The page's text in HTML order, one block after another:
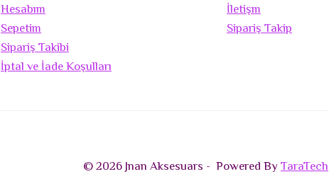
Hesabım
Sepetim
Sipariş Takibi
İptal ve İade Koşulları
İletişm
Sipariş Takip
© 2026 Jnan Aksesuars - Powered ByTaraTech